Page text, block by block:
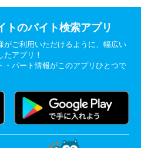
トのバイト検索アプリ
がご利用いただけるように、幅広い
たアプリ！
・パート情報がこのアプリひとつで